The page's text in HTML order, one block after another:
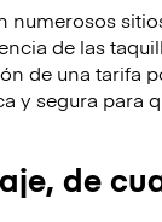
numerosos
de las
de una tarifa
y segura para
de